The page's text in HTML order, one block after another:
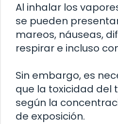
Al inhalar los
se pueden
mareos, náuseas,
respirar e incluso
Sin embargo, es
que la toxicidad del
según la
de exposición.